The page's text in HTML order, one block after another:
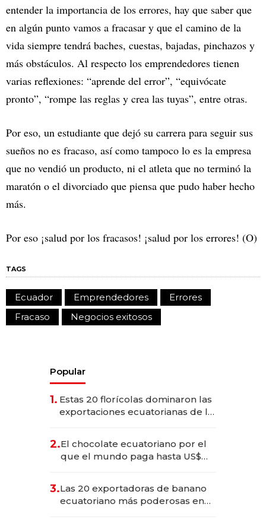
entender la importancia de los errores, hay que saber que
en algún punto vamos a fracasar y que el camino de la
vida siempre tendrá baches, cuestas, bajadas, pinchazos y
más obstáculos. Al respecto los emprendedores tienen
varias reflexiones: “aprende del error”, “equivócate
pronto”, “rompe las reglas y crea las tuyas”, entre otras.
Por eso, un estudiante que dejó su carrera para seguir sus
sueños no es fracaso, así como tampoco lo es la empresa
que no vendió un producto, ni el atleta que no terminó la
maratón o el divorciado que piensa que pudo haber hecho
más.
Por eso ¡salud por los fracasos! ¡salud por los errores! (O)
TAGS
Ecuador Emprendedores
Errores
Fracaso
Negocios exitosos
Popular
1. Estas 20 florícolas dominaron las
exportaciones ecuatorianas de la
2.El chocolate ecuatoriano por el
que el mundo paga hasta US$
3.Las 20 exportadoras de banano
ecuatoriano más poderosas en